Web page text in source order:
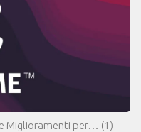
e Miglioramenti per… (1)